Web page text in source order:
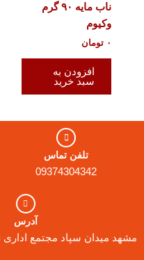
ناب مایه ۹۰ گرم
وکیوم
۰ تومان
افزودن به
سبد خرید
تلفن تماس
09374304342
آدرس
مشهد میدان سپاد مجتمع اداری